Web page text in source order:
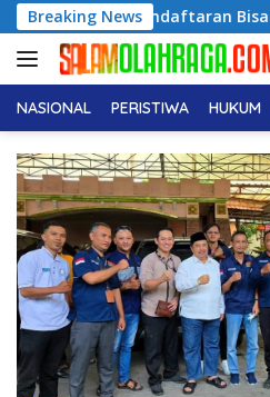
Langsung
ke
konten
Breaking NewsBisa Haram
NASIONAL PERISTIWA HUKUM